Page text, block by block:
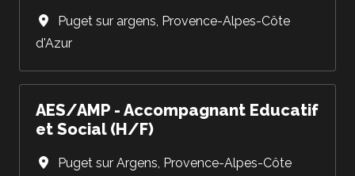
Puget sur argens, Provence-Alpes-Côte
d'Azur
AES/AMP - Accompagnant Educatif
et Social (H/F)
Puget sur Argens, Provence-Alpes-Côte